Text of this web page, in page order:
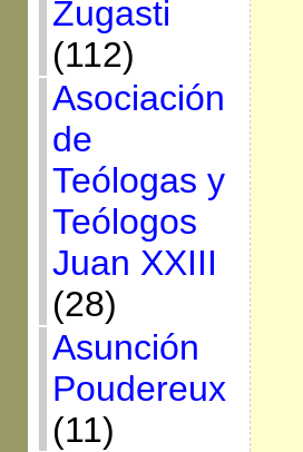
Zugasti
(112)
Asociación
de
Teólogas y
Teólogos
Juan XXIII
(28)
Asunción
Poudereux
(11)